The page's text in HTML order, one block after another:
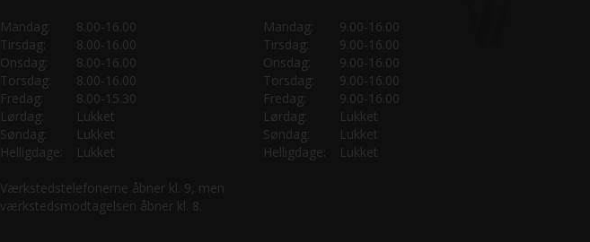
Mandag:
8.00-16.00
Tirsdag:
8.00-16.00
Onsdag:
8.00-16.00
Torsdag:
8.00-16.00
Fredag:
8.00-15.30
Lørdag:
Lukket
Søndag:
Lukket
Helligdage:
Lukket
Værkstedstelefonerne åbner kl. 9, men
værkstedsmodtagelsen åbner kl. 8.
Mandag:
9.00-16.00
Tirsdag:
9.00-16.00
Onsdag:
9.00-16.00
Torsdag:
9.00-16.00
Fredag:
9.00-16.00
Lørdag:
Lukket
Søndag:
Lukket
Helligdage:
Lukket